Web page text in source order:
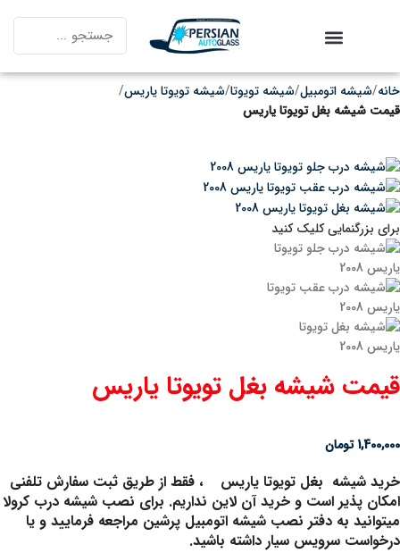
خانه شیشه اتومبیل شیشه تویوتا شیشه تویوتا یاریس
قیمت شیشه بغل تویوتا یاریس
برای بزرگنمایی کلیک کنید
قیمت شیشه بغل تویوتا یاریس
1,400,000 تومان
خرید شیشه بغل تویوتا یاریس ، فقط از طریق ثبت سفارش تلفنی
امکان پذیر است و خرید آن لاین نداریم. برای نصب شیشه درب کرولا
میتوانید به دفتر نصب شیشه اتومبیل پرشین مراجعه فرمایید و یا
درخواست سرویس سیار داشته باشید.